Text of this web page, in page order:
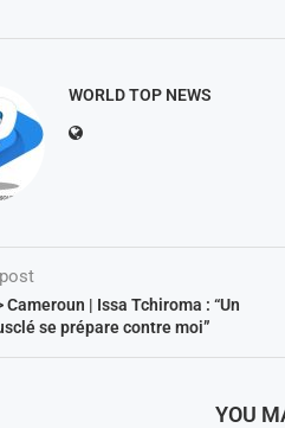
WORLD TOP NEWS
Cameroun | Issa Tchiroma : “Un
se prépare contre moi”
YOU